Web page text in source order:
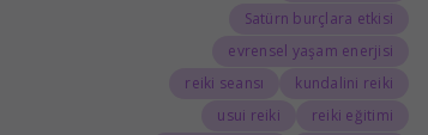
Satürn burçlara etkisi
evrensel yaşam enerjisi
kundalini reiki
reiki seansı
reiki eğitimi
usui reiki